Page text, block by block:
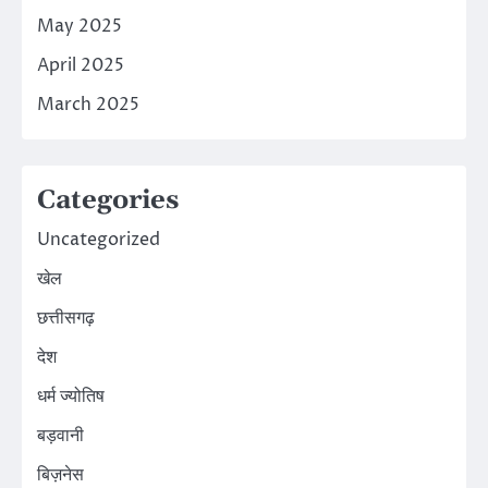
May 2025
April 2025
March 2025
Categories
Uncategorized
खेल
छत्तीसगढ़
देश
धर्म ज्योतिष
बड़वानी
बिज़नेस